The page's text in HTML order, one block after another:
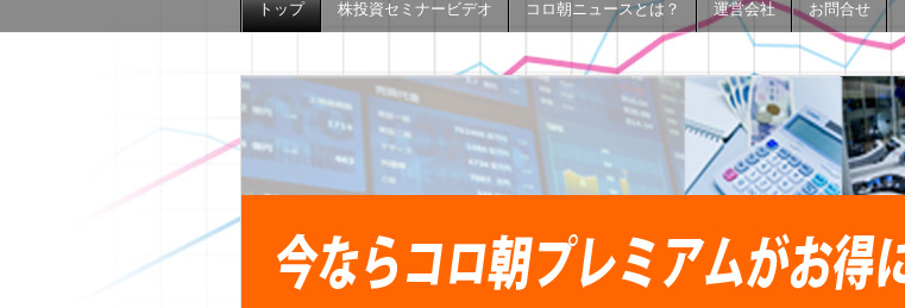
トップ 株投資セミナービデオ コロ朝ニュースとは？ 運営会社 お問合せ